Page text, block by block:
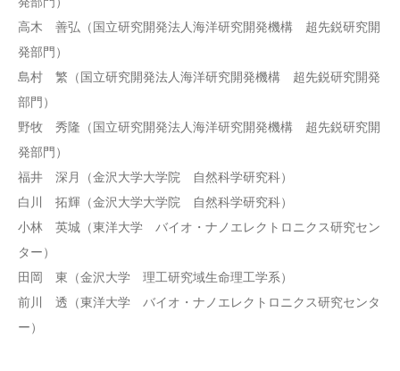
高木 善弘（国立研究開発法人海洋研究開発機構 超先鋭研究開
発部門）
島村 繁（国立研究開発法人海洋研究開発機構 超先鋭研究開発
部門）
野牧 秀隆（国立研究開発法人海洋研究開発機構 超先鋭研究開
発部門）
福井 深月（金沢大学大学院 自然科学研究科）
白川 拓輝（金沢大学大学院 自然科学研究科）
小林 英城（東洋大学 バイオ・ナノエレクトロニクス研究セン
ター）
田岡 東（金沢大学 理工研究域生命理工学系）
前川 透（東洋大学 バイオ・ナノエレクトロニクス研究センタ
ー）